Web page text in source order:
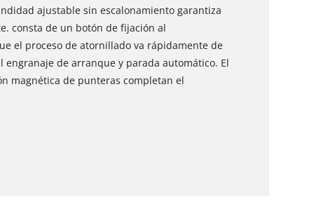
ajustable sin escalonamiento garantiza
consta de un botón de fijación al
el proceso de atornillado va rápidamente de
engranaje de arranque y parada automático. El
magnética de punteras completan el